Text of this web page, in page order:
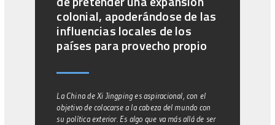
colonial, apoderándose de las
influencias locales de los
países para provecho propio
La China de Xi Jingping es aspiracional, con el
objetivo de colocarse a la cabeza del mundo con
su política exterior. Es algo que va más allá de ser